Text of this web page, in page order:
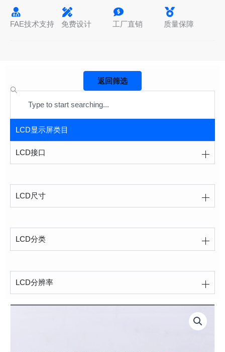
FAE技术支持 免费设计 工厂直销 质量保障
返回筛选
LCD显示屏类目
LCD接口
LCD尺寸
LCD分类
LCD分辨率